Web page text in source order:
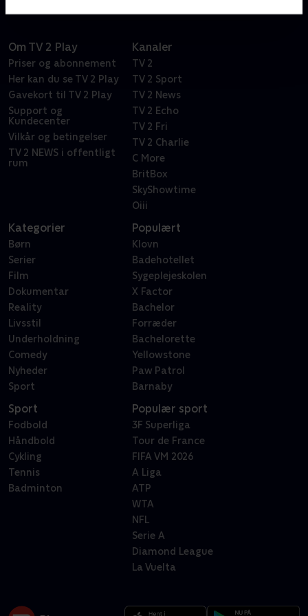
Om TV 2 Play
Priser og abonnement
Her kan du se TV 2 Play
Gavekort til TV 2 Play
Support og
Kundecenter
Vilkår og betingelser
TV 2 NEWS i offentligt
rum
Kanaler
TV 2
TV 2 Sport
TV 2 News
TV 2 Echo
TV 2 Fri
TV 2 Charlie
C More
BritBox
SkyShowtime
Oiii
Kategorier
Børn
Serier
Film
Dokumentar
Reality
Livsstil
Underholdning
Comedy
Nyheder
Sport
Populært
Klovn
Badehotellet
Sygeplejeskolen
X Factor
Bachelor
Forræder
Bachelorette
Yellowstone
Paw Patrol
Barnaby
Sport
Fodbold
Håndbold
Cykling
Tennis
Badminton
Populær sport
3F Superliga
Tour de France
FIFA VM 2026
A Liga
ATP
WTA
NFL
Serie A
Diamond League
La Vuelta